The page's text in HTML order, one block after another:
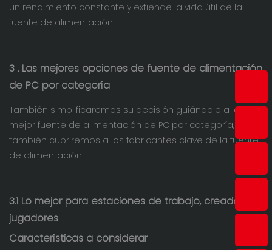
un rendimiento constante y extiende la vida útil de la
fuente de alimentación.
3 . Las mejores opciones de fuente de alimentación
de PC por categoría
También simplificaremos su decisión guiándole a la
mejor fuente de alimentación de PC por categoría, y
también cubriremos a los fabricantes clave de la fuente
de alimentación.
3.1 Lo mejor para estaciones de trabajo, creadores y
jugadores
Características a considerar